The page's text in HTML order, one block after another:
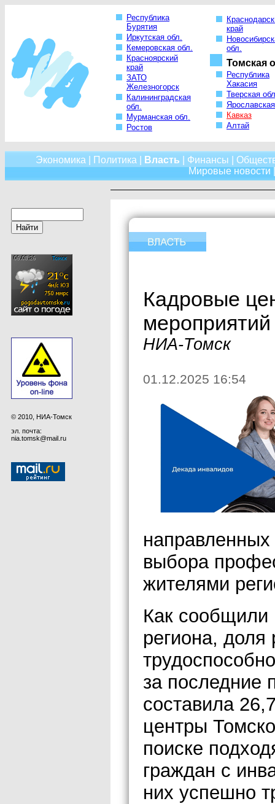
Республика
Бурятия
Иркутская обл.
Кемеровская обл.
Красноярский
край
ЗАТО
Железногорск
Калининградская
обл.
Мурманская обл.
Ростов
край
обл.
Томская
Республика
Хакасия
Тверская
Кавказ
Алтай
Экономика Политика Власть Финансы
Мировые новости
© 2010, НИА-Томск
эл. почта:
nia.tomsk@mail.ru
Кадровые
НИА-Томск
01.12.2025 16:54
направленных
выбора
жителями
Как
региона,
за последние
составила
центры
поиске
граждан с
них успешно